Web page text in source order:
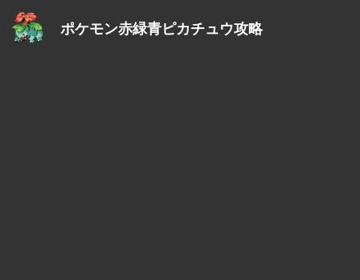
ポケモン赤緑青ピカチュウ攻略